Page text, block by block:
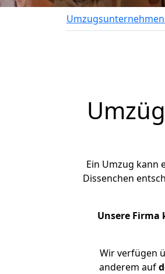
Ein Umzug kann
Dissenchen
Unsere Firma
Wir verfügen
anderem auf